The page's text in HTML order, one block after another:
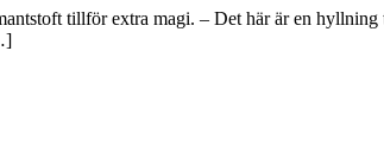
tillför extra magi. – Det här är en